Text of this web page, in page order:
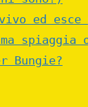
ed esce
spiaggia
Bungie?